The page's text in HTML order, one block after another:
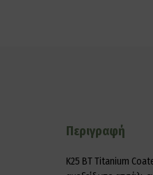
Περιγραφή
K25 BT Titanium